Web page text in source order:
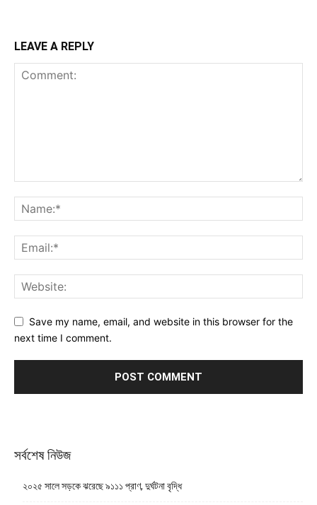
LEAVE A REPLY
Save my name, email, and website in this browser for the
next time I comment.
সর্বশেষ নিউজ
২০২৫ সালে সড়কে ঝরেছে ৯১১১ প্রাণ, দুর্ঘটনা বৃদ্ধি